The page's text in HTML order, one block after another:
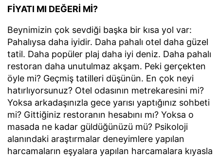
FİYATI MI DEĞERİ Mİ?
Beynimizin çok sevdiği başka bir kısa yol var:
Pahalıysa daha iyidir. Daha pahalı otel daha güzel
tatil. Daha popüler plaj daha iyi deniz. Daha pahalı
restoran daha unutulmaz akşam. Peki gerçekten
öyle mi? Geçmiş tatilleri düşünün. En çok neyi
hatırlıyorsunuz? Otel odasının metrekaresini mi?
Yoksa arkadaşınızla gece yarısı yaptığınız sohbeti
mi? Gittiğiniz restoranın hesabını mı? Yoksa o
masada ne kadar güldüğünüzü mü? Psikoloji
alanındaki araştırmalar deneyimlere yapılan
harcamaların eşyalara yapılan harcamalara kıyasla